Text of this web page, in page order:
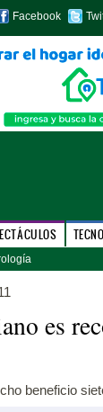
Facebook
es
beneficio